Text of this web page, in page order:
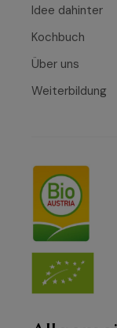
Idee dahinter
Kochbuch
Über uns
Weiterbildung